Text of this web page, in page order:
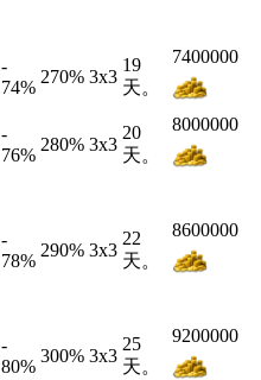
-
74%
270% 3x3
19
天。
7400000
-
76%
280% 3x3
20
天。
8000000
-
78%
290% 3x3
22
天。
8600000
-
80%
300% 3x3
25
天。
9200000